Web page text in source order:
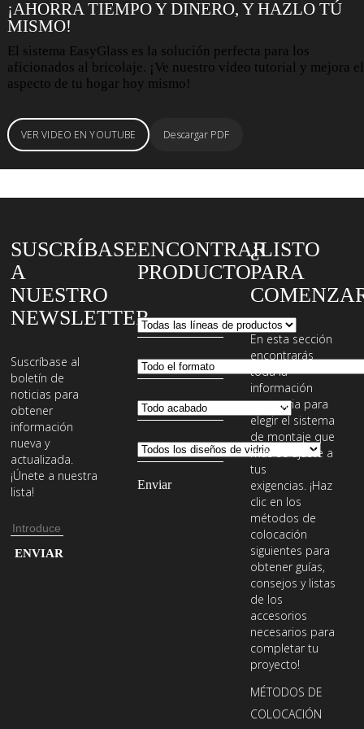
¡AHORRA TIEMPO Y DINERO, Y HAZLO TÚ
MISMO!
El sistema EasyGlass es la solución perfecta para los
aficionados al bricolaje. ¡Ve nuestro vídeo tutorial y mejora el
aspecto de tu hogar hoy mismo!
VER VIDEO EN YOUTUBE Descargar PDF
SUSCRÍBASE
A
NUESTRO
NEWSLETTER
Suscríbase al
boletín de
noticias para
obtener
información
nueva y
actualizada.
¡Únete a nuestra
lista!
Dirección
de
Introduce
ENCONTRAR
PRODUCTO
¿LISTO
PARA
En esta sección
encontrarás
toda la
información
necesaria para
elegir el sistema
de montaje que
más se ajuste a
tus
exigencias. ¡Haz
clic en los
métodos de
colocación
siguientes para
obtener guías,
consejos y listas
de los
accesorios
necesarios para
completar tu
proyecto!
MÉTODOS DE
COLOCACIÓN